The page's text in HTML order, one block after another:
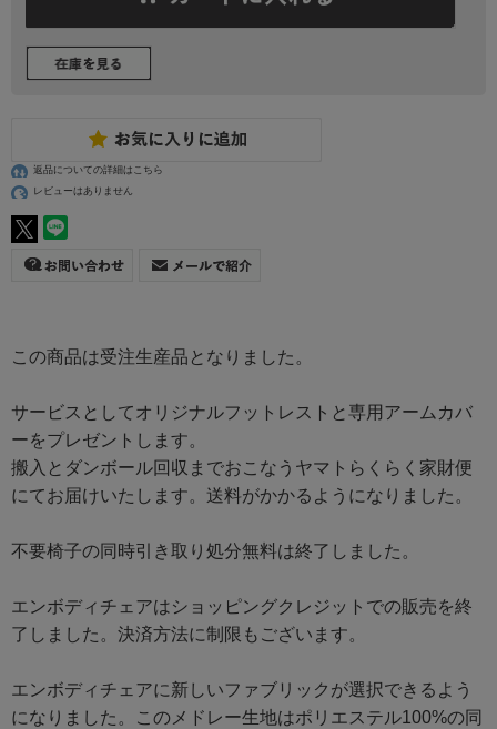
返品についての詳細はこちら
レビューはありません
この商品は受注生産品となりました。
サービスとしてオリジナルフットレストと専用アームカバ
ーをプレゼントします。
搬入とダンボール回収までおこなうヤマトらくらく家財便
にてお届けいたします。送料がかかるようになりました。
不要椅子の同時引き取り処分無料は終了しました。
エンボディチェアはショッピングクレジットでの販売を終
了しました。決済方法に制限もございます。
エンボディチェアに新しいファブリックが選択できるよう
になりました。このメドレー生地はポリエステル100%の同